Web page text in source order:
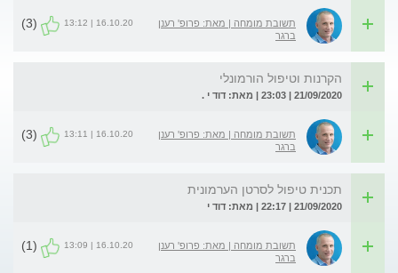
תשובת מומחה | מאת: פרופ' רענן
ברגר
16.10.20 | 13:12
(3)
הקרנות וטיפול הורמונלי
21/09/2020 | 23:03 | מאת: דוד י .
תשובת מומחה | מאת: פרופ' רענן
ברגר
16.10.20 | 13:11
(3)
תכנית טיפול לסרטן הערמונית
21/09/2020 | 22:17 | מאת: דוד י
תשובת מומחה | מאת: פרופ' רענן
ברגר
16.10.20 | 13:09
(1)